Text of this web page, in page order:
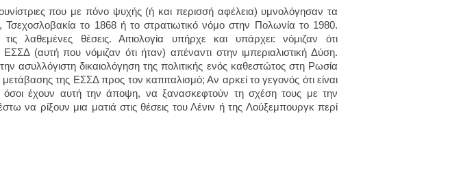
που με πόνο ψυχής (ή και περισσή αφέλεια) υμνολόγησαν τα
Τσεχοσλοβακία το 1868 ή το στρατιωτικό νόμο στην Πολωνία το 1980.
λαθεμένες θέσεις. Αιτιολογία υπήρχε και υπάρχει: νόμιζαν ότι
(αυτή που νόμιζαν ότι ήταν) απέναντι στην ιμπεριαλιστική Δύση.
ασυλλόγιστη δικαιολόγηση της πολιτικής ενός καθεστώτος στη Ρωσία
της ΕΣΣΔ προς τον καπιταλισμό; Αν αρκεί το γεγονός ότι είναι
όσοι έχουν αυτή την άποψη, να ξανασκεφτούν τη σχέση τους με την
να ρίξουν μια ματιά στις θέσεις του Λένιν ή της Λούξεμπουργκ περί